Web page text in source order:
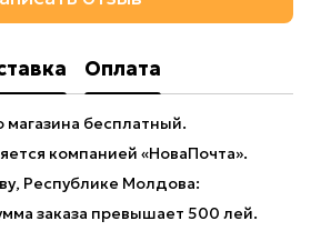
Оплата
бесплатный.
компанией «НоваПочта».
Республике Молдова:
заказа превышает 500 лей.